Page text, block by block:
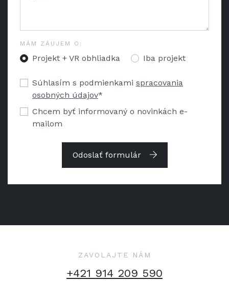
MÁM ZÁUJEM O:
Projekt + VR obhliadka Iba projekt
Súhlasím s podmienkami spracovania
osobných údajov*
Chcem byť informovaný o novinkách e-
mailom
Odoslať formulár
ZAVOLAJTE NÁM
+421 914 209 590